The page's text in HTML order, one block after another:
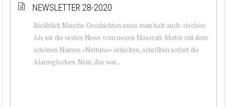
NEWSLETTER 28-2020
Rückblick Manche Geschichten muss man halt auch: riechen.
Als wir die ersten News vom neuen Maserati-Motor mit dem
schönen Namen «Nettuno» erhielten, schrillten sofort die
Alarmglocken. Nein, das war...